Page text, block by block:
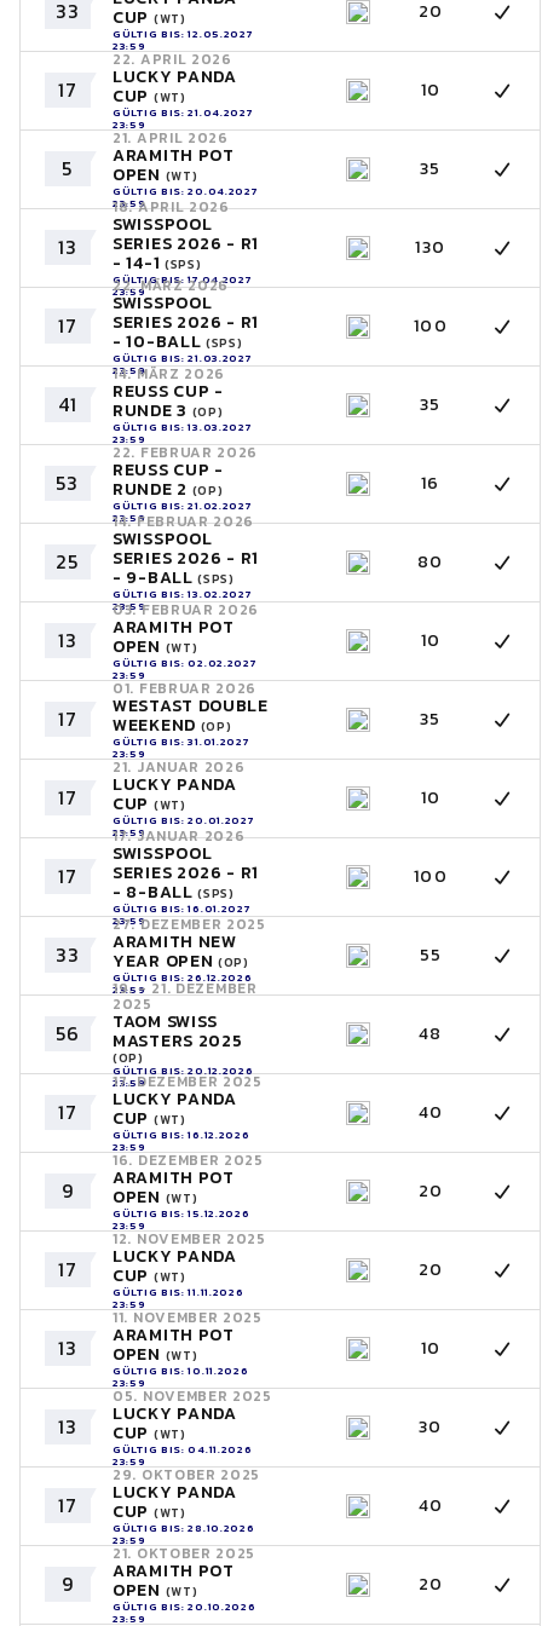
33 CUP (WT)
GÜLTIG BIS: 12.05.2027
23:59
20
17
22. APRIL 2026
LUCKY PANDA
CUP (WT)
GÜLTIG BIS: 21.04.2027
23:59
10
5
21. APRIL 2026
ARAMITH POT
OPEN (WT)
GÜLTIG BIS: 20.04.2027
23:59
35
13
18. APRIL 2026
SWISSPOOL
SERIES 2026 - R1
- 14-1 (SPS)
GÜLTIG BIS: 17.04.2027
23:59
130
17
22. MÄRZ 2026
SWISSPOOL
SERIES 2026 - R1
- 10-BALL (SPS)
GÜLTIG BIS: 21.03.2027
23:59
100
41
14. MÄRZ 2026
REUSS CUP -
RUNDE 3 (OP)
GÜLTIG BIS: 13.03.2027
23:59
35
53
22. FEBRUAR 2026
REUSS CUP -
RUNDE 2 (OP)
GÜLTIG BIS: 21.02.2027
23:59
16
25
14. FEBRUAR 2026
SWISSPOOL
SERIES 2026 - R1
- 9-BALL(SPS)
GÜLTIG BIS: 13.02.2027
23:59
80
13
03. FEBRUAR 2026
ARAMITH POT
OPEN (WT)
GÜLTIG BIS: 02.02.2027
23:59
10
17
01. FEBRUAR 2026
WESTAST DOUBLE
WEEKEND (OP)
GÜLTIG BIS: 31.01.2027
23:59
35
17
21. JANUAR 2026
LUCKY PANDA
CUP (WT)
GÜLTIG BIS: 20.01.2027
23:59
10
17
17. JANUAR 2026
SWISSPOOL
SERIES 2026 - R1
- 8-BALL(SPS)
GÜLTIG BIS: 16.01.2027
23:59
100
33
27. DEZEMBER 2025
ARAMITH NEW
YEAR OPEN (OP)
GÜLTIG BIS: 26.12.2026
23:59
55
56
19. - 21. DEZEMBER
2025
TAOM SWISS
MASTERS 2025
(OP)
GÜLTIG BIS: 20.12.2026
23:59
48
17
17. DEZEMBER 2025
LUCKY PANDA
CUP (WT)
GÜLTIG BIS: 16.12.2026
23:59
40
9
16. DEZEMBER 2025
ARAMITH POT
OPEN (WT)
GÜLTIG BIS: 15.12.2026
23:59
20
17
12. NOVEMBER 2025
LUCKY PANDA
CUP (WT)
GÜLTIG BIS: 11.11.2026
23:59
20
13
11. NOVEMBER 2025
ARAMITH POT
OPEN (WT)
GÜLTIG BIS: 10.11.2026
23:59
10
13
05. NOVEMBER 2025
LUCKY PANDA
CUP (WT)
GÜLTIG BIS: 04.11.2026
23:59
30
17
29. OKTOBER 2025
LUCKY PANDA
CUP (WT)
GÜLTIG BIS: 28.10.2026
23:59
40
9
21. OKTOBER 2025
ARAMITH POT
OPEN (WT)
GÜLTIG BIS: 20.10.2026
23:59
20